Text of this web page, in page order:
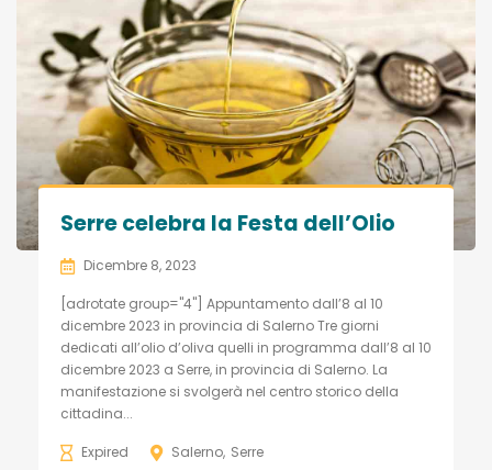
Serre celebra la Festa dell’Olio
Dicembre 8, 2023
[adrotate group="4"] Appuntamento dall’8 al 10
dicembre 2023 in provincia di Salerno Tre giorni
dedicati all’olio d’oliva quelli in programma dall’8 al 10
dicembre 2023 a Serre, in provincia di Salerno. La
manifestazione si svolgerà nel centro storico della
cittadina...
Expired Salerno Serre